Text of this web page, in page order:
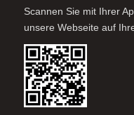
Scannen Sie mit Ihrer
unsere Webseite auf